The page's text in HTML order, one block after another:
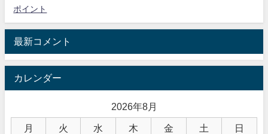
ポイント
最新コメント
カレンダー
2026年8月
月 火 水 木 金 土 日